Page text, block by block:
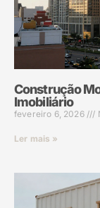
Construção
Imobiliário
fevereiro 6, 2026
Ler mais »